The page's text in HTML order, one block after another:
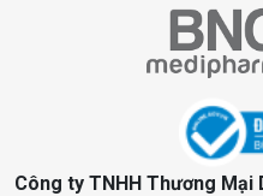
Công ty TNHH Thương Mại